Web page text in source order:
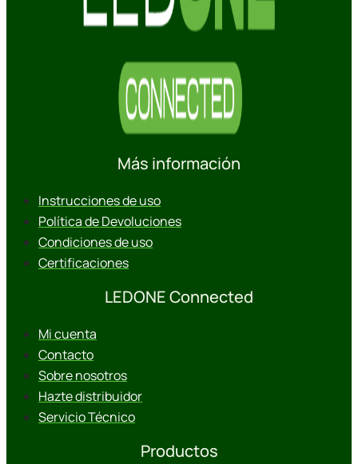
Más información
Instrucciones de uso
Política de Devoluciones
Condiciones de uso
Certificaciones
LEDONE Connected
Mi cuenta
Contacto
Sobre nosotros
Hazte distribuidor
Servicio Técnico
Productos